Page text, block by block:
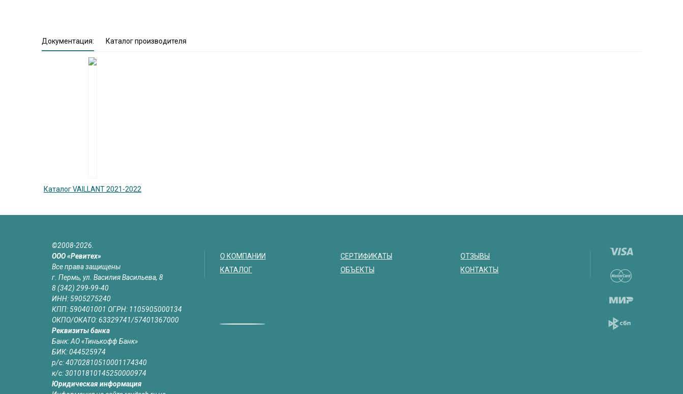
Документация: Каталог производителя
Каталог VAILLANT 2021-2022
©2008-2026.
ООО «Ревитех»
Все права защищены
г. Пермь, ул. Василия Васильева, 8
8 (342) 299-99-40
ИНН: 5905275240
КПП: 590401001 ОГРН: 1105905000134
ОКПО/ОКАТО: 63329741/57401367000
Реквизиты банка
Банк: АО «Тинькофф Банк»
БИК: 044525974
р/с: 40702810510001174340
к/с: 30101810145250000974
Юридическая информация
О КОМПАНИИ
КАТАЛОГ
СЕРТИФИКАТЫ
ОБЪЕКТЫ
ОТЗЫВЫ
КОНТАКТЫ